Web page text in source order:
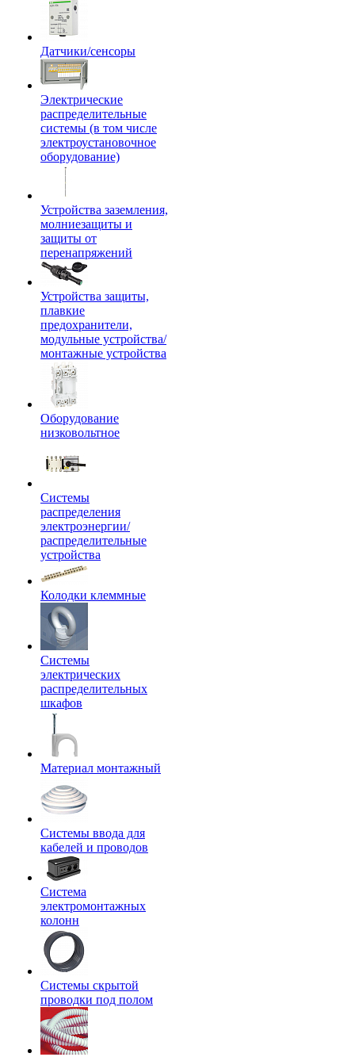
Датчики/сенсоры
Электрические
распределительные
системы (в том числе
электроустановочное
оборудование)
Устройства заземления,
молниезащиты и
защиты от
перенапряжений
Устройства защиты,
плавкие
предохранители,
модульные устройства/
монтажные устройства
Оборудование
низковольтное
Системы
распределения
электроэнергии/
распределительные
устройства
Колодки клеммные
Системы
электрических
распределительных
шкафов
Материал монтажный
Системы ввода для
кабелей и проводов
Система
электромонтажных
колонн
Системы скрытой
проводки под полом